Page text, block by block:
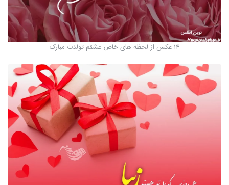
14 عکس از لحظه های خاص عشقم تولدت مبارک